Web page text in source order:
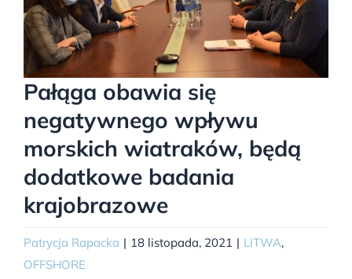
Pałąga obawia się
negatywnego wpływu
morskich wiatraków, będą
dodatkowe badania
krajobrazowe
Patrycja Rapacka | 18 listopada, 2021 | LITWA,
OFFSHORE